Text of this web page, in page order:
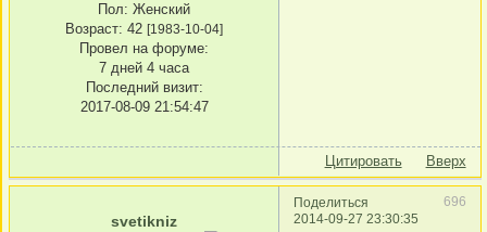
Пол: Женский
Возраст: 42 [1983-10-04]
Провел на форуме:
7 дней 4 часа
Последний визит:
2017-08-09 21:54:47
Цитировать Вверх
Поделиться
696
2014-09-27 23:30:35
svetikniz